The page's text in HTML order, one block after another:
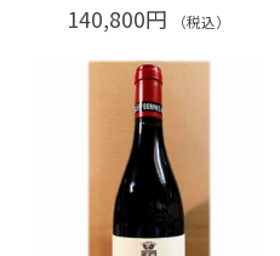
140,800円 （税込）